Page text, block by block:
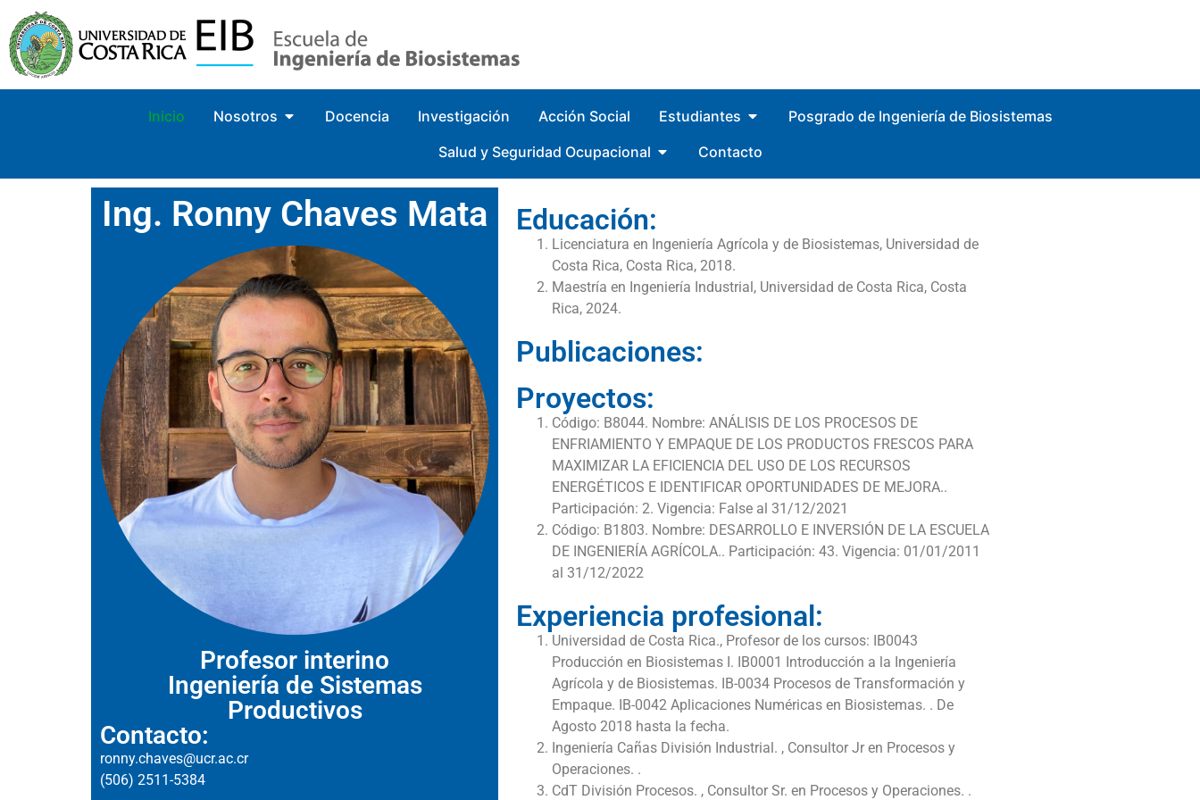
Inicio Nosotros Docencia Investigación Acción Social Estudiantes
Posgrado de Ingeniería de Biosistemas
Salud y Seguridad Ocupacional
Contacto
Ing. Ronny Chaves Mata
Profesor interino
Ingeniería de Sistemas
Productivos
Contacto:
ronny.chaves@ucr.ac.cr
(506) 2511-5384
Educación:
Licenciatura en Ingeniería Agrícola y de Biosistemas, Universidad de
Costa Rica, Costa Rica, 2018.
Maestría en Ingeniería Industrial, Universidad de Costa Rica, Costa
Rica, 2024.
Publicaciones:
Proyectos:
Código: B8044. Nombre: ANÁLISIS DE LOS PROCESOS DE
ENFRIAMIENTO Y EMPAQUE DE LOS PRODUCTOS FRESCOS PARA
MAXIMIZAR LA EFICIENCIA DEL USO DE LOS RECURSOS
ENERGÉTICOS E IDENTIFICAR OPORTUNIDADES DE MEJORA..
Participación: 2. Vigencia: False al 31/12/2021
Código: B1803. Nombre: DESARROLLO E INVERSIÓN DE LA ESCUELA
DE INGENIERÍA AGRÍCOLA.. Participación: 43. Vigencia: 01/01/2011
al 31/12/2022
Experiencia profesional:
Universidad de Costa Rica., Profesor de los cursos: IB0043
Producción en Biosistemas I. IB0001 Introducción a la Ingeniería
Agrícola y de Biosistemas. IB-0034 Procesos de Transformación y
Empaque. IB-0042 Aplicaciones Numéricas en Biosistemas. . De
Agosto 2018 hasta la fecha.
Ingeniería Cañas División Industrial. , Consultor Jr en Procesos y
Operaciones. .
CdT División Procesos. , Consultor Sr. en Procesos y Operaciones. .